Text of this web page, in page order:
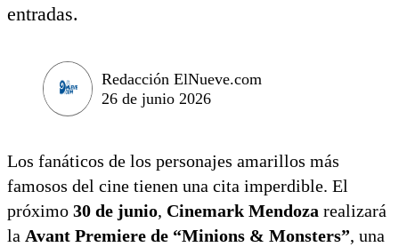
entradas.
Redacción ElNueve.com
26 de junio 2026
Los fanáticos de los personajes amarillos más
famosos del cine tienen una cita imperdible. El
próximo 30 de junio, Cinemark Mendoza realizará
la Avant Premiere de “Minions & Monsters”, una